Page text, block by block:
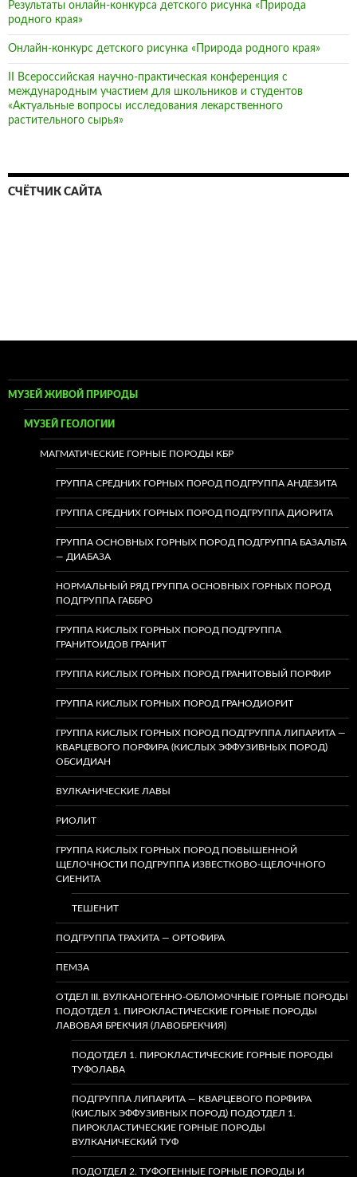
Результаты онлайн-конкурса детского рисунка «Природа
родного края»
Онлайн-конкурс детского рисунка «Природа родного края»
II Всероссийская научно-практическая конференция с
международным участием для школьников и студентов
«Актуальные вопросы исследования лекарственного
растительного сырья»
СЧЁТЧИК САЙТА
МУЗЕЙ ЖИВОЙ ПРИРОДЫ
МУЗЕЙ ГЕОЛОГИИ
МАГМАТИЧЕСКИЕ ГОРНЫЕ ПОРОДЫ КБР
ГРУППА СРЕДНИХ ГОРНЫХ ПОРОД ПОДГРУППА АНДЕЗИТА
ГРУППА СРЕДНИХ ГОРНЫХ ПОРОД ПОДГРУППА ДИОРИТА
ГРУППА ОСНОВНЫХ ГОРНЫХ ПОРОД ПОДГРУППА БАЗАЛЬТА
— ДИАБАЗА
НОРМАЛЬНЫЙ РЯД ГРУППА ОСНОВНЫХ ГОРНЫХ ПОРОД
ПОДГРУППА ГАББРО
ГРУППА КИСЛЫХ ГОРНЫХ ПОРОД ПОДГРУППА
ГРАНИТОИДОВ ГРАНИТ
ГРУППА КИСЛЫХ ГОРНЫХ ПОРОД ГРАНИТОВЫЙ ПОРФИР
ГРУППА КИСЛЫХ ГОРНЫХ ПОРОД ГРАНОДИОРИТ
ГРУППА КИСЛЫХ ГОРНЫХ ПОРОД ПОДГРУППА ЛИПАРИТА —
КВАРЦЕВОГО ПОРФИРА (КИСЛЫХ ЭФФУЗИВНЫХ ПОРОД)
ОБСИДИАН
ВУЛКАНИЧЕСКИЕ ЛАВЫ
РИОЛИТ
ГРУППА КИСЛЫХ ГОРНЫХ ПОРОД ПОВЫШЕННОЙ
ЩЕЛОЧНОСТИ ПОДГРУППА ИЗВЕСТКОВО-ЩЕЛОЧНОГО
СИЕНИТА
ТЕШЕНИТ
ПОДГРУППА ТРАХИТА — ОРТОФИРА
ПЕМЗА
ОТДЕЛ III. ВУЛКАНОГЕННО-ОБЛОМОЧНЫЕ ГОРНЫЕ ПОРОДЫ
ПОДОТДЕЛ 1. ПИРОКЛАСТИЧЕСКИЕ ГОРНЫЕ ПОРОДЫ
ЛАВОВАЯ БРЕКЧИЯ (ЛАВОБРЕКЧИЯ)
ПОДОТДЕЛ 1. ПИРОКЛАСТИЧЕСКИЕ ГОРНЫЕ ПОРОДЫ
ТУФОЛАВА
ПОДГРУППА ЛИПАРИТА — КВАРЦЕВОГО ПОРФИРА
(КИСЛЫХ ЭФФУЗИВНЫХ ПОРОД) ПОДОТДЕЛ 1.
ПИРОКЛАСТИЧЕСКИЕ ГОРНЫЕ ПОРОДЫ
ВУЛКАНИЧЕСКИЙ ТУФ
ПОДОТДЕЛ 2. ТУФОГЕННЫЕ ГОРНЫЕ ПОРОДЫ И